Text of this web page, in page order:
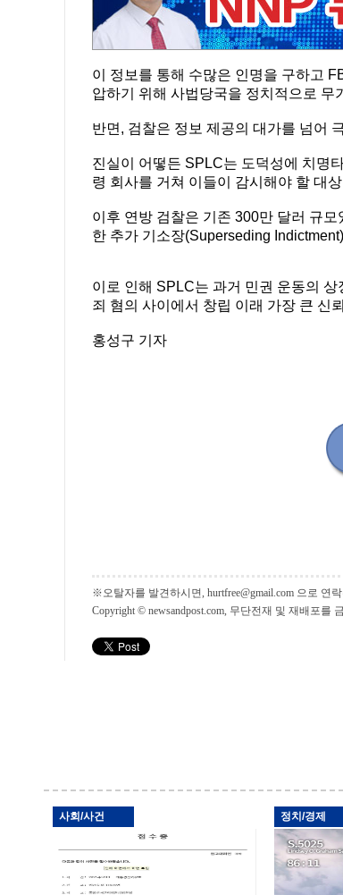
이 정보를 통해 수많은 인명을 구하고
압하기 위해 사법당국을 정치적으로 무
반면, 검찰은 정보 제공의 대가를 넘어
진실이 어떻든 SPLC는 도덕성에 치명
령 회사를 거쳐 이들이 감시해야 할 대
이후 연방 검찰은 기존 300만 달러 규
한 추가 기소장(Superseding
이로 인해 SPLC는 과거 민권 운동의
죄 혐의 사이에서 창립 이래 가장 큰 신
홍성구 기자
※오탈자를 발견하시면, hurtfree@gmail.com 으로 연
Copyright © newsandpost.com, 무단전재 및 재배포를
사회/사건 정치/경제